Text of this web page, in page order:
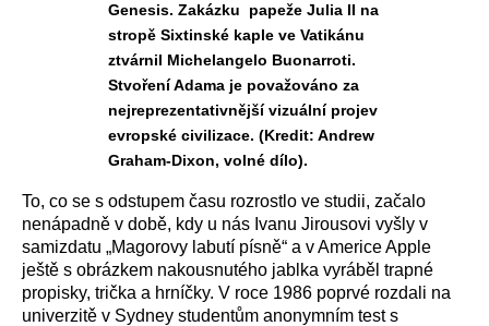
Genesis. Zakázku papeže Julia II na
stropě Sixtinské kaple ve Vatikánu
ztvárnil Michelangelo Buonarroti.
Stvoření Adama je považováno za
nejreprezentativnější vizuální projev
evropské civilizace. (Kredit: Andrew
Graham-Dixon, volné dílo).
To, co se s odstupem času rozrostlo ve studii, začalo
nenápadně v době, kdy u nás Ivanu Jirousovi vyšly v
samizdatu „Magorovy labutí písně“ a v Americe Apple
ještě s obrázkem nakousnutého jablka vyráběl trapné
propisky, trička a hrníčky. V roce 1986 poprvé rozdali na
univerzitě v Sydney studentům anonymním test s